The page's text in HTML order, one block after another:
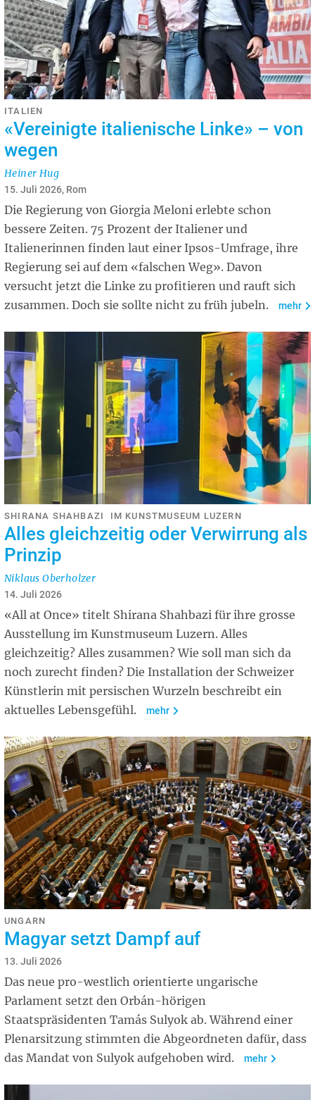
ITALIEN
«Vereinigte italienische Linke» – von
wegen
Heiner Hug
15. Juli 2026, Rom
Die Regierung von Giorgia Meloni erlebte schon
bessere Zeiten. 75 Prozent der Italiener und
Italienerinnen finden laut einer Ipsos-Umfrage, ihre
Regierung sei auf dem «falschen Weg». Davon
versucht jetzt die Linke zu profitieren und rauft sich
zusammen. Doch sie sollte nicht zu früh jubeln.
mehr
SHIRANA SHAHBAZI IM KUNSTMUSEUM LUZERN
Alles gleichzeitig oder Verwirrung als
Prinzip
Niklaus Oberholzer
14. Juli 2026
«All at Once» titelt Shirana Shahbazi für ihre grosse
Ausstellung im Kunstmuseum Luzern. Alles
gleichzeitig? Alles zusammen? Wie soll man sich da
noch zurecht finden? Die Installation der Schweizer
Künstlerin mit persischen Wurzeln beschreibt ein
aktuelles Lebensgefühl.
mehr
UNGARN
Magyar setzt Dampf auf
13. Juli 2026
Das neue pro-westlich orientierte ungarische
Parlament setzt den Orbán-hörigen
Staatspräsidenten Tamás Sulyok ab. Während einer
Plenarsitzung stimmten die Abgeordneten dafür, dass
das Mandat von Sulyok aufgehoben wird.
mehr